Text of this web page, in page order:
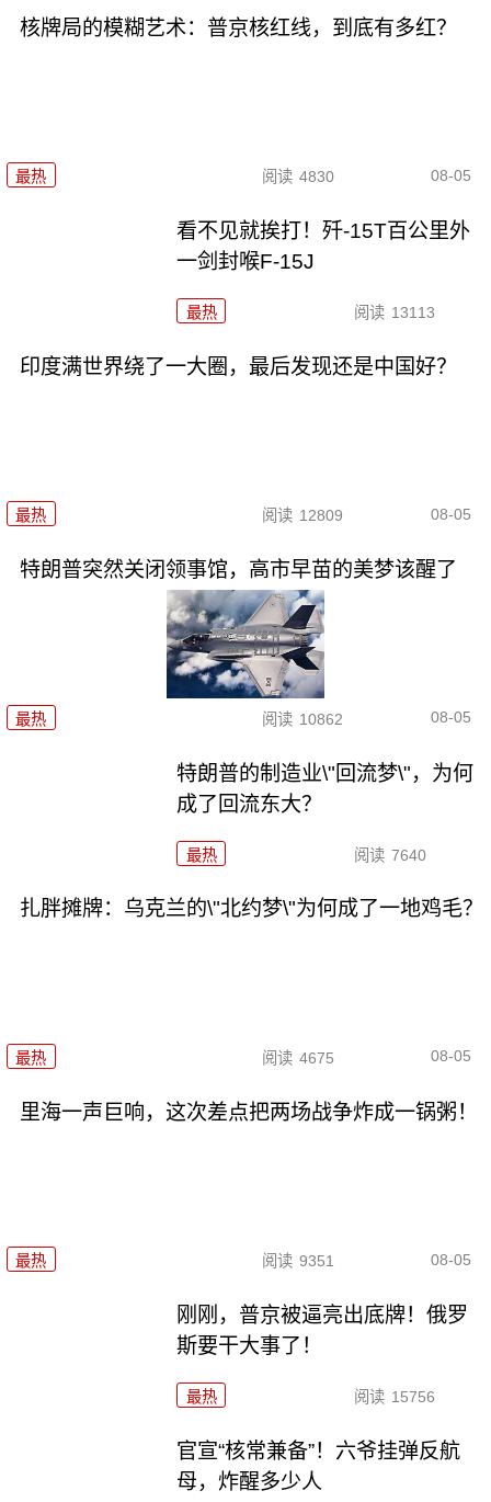
核牌局的模糊艺术：普京核红线，到底有多红？
最热 阅读 4830 08-05
看不见就挨打！歼-15T百公里外
一剑封喉F-15J
最热 阅读 13113
印度满世界绕了一大圈，最后发现还是中国好？
最热 阅读 12809 08-05
特朗普突然关闭领事馆，高市早苗的美梦该醒了
最热 阅读 10862 08-05
特朗普的制造业\"回流梦\"，为何
成了回流东大？
最热 阅读 7640
扎胖摊牌：乌克兰的\"北约梦\"为何成了一地鸡毛？
最热 阅读 4675 08-05
里海一声巨响，这次差点把两场战争炸成一锅粥！
最热 阅读 9351 08-05
刚刚，普京被逼亮出底牌！俄罗
斯要干大事了！
最热 阅读 15756
官宣“核常兼备”！六爷挂弹反航
母，炸醒多少人